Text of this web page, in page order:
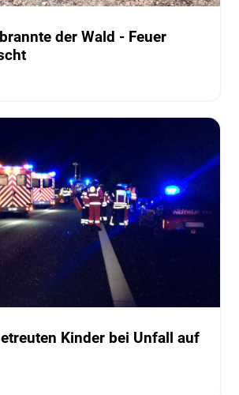
der Wald - Feuer
Kinder bei Unfall auf